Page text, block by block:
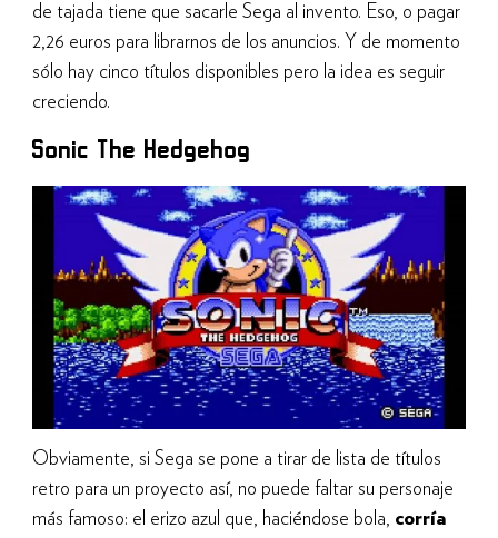
de tajada tiene que sacarle Sega al invento. Eso, o pagar
2,26 euros para librarnos de los anuncios. Y de momento
sólo hay cinco títulos disponibles pero la idea es seguir
creciendo.
Sonic The Hedgehog
Obviamente, si Sega se pone a tirar de lista de títulos
retro para un proyecto así, no puede faltar su personaje
más famoso: el erizo azul que, haciéndose bola, corría